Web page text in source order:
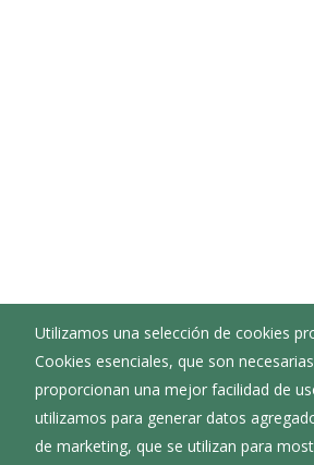
Utilizamos una selección de cookies
Cookies esenciales, que son
proporcionan una mejor facilidad de
utilizamos para generar datos
de marketing, que se utilizan para
Ayuntamiento de
: Plaza Mayor - 1 -
: 947531009
: